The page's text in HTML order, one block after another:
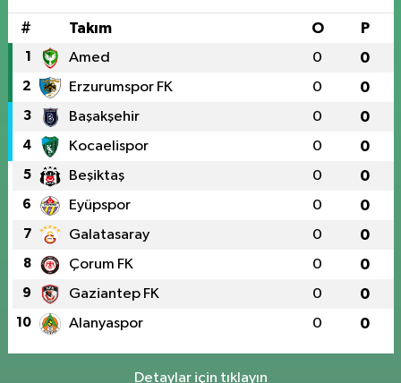
# Takım O P
1 Amed 0 0
2 Erzurumspor FK 0 0
3 Başakşehir 0 0
4 Kocaelispor 0 0
5 Beşiktaş 0 0
6 Eyüpspor 0 0
7 Galatasaray 0 0
8 Çorum FK 0 0
9 Gaziantep FK 0 0
10 Alanyaspor 0 0
Detaylar için tıklayın